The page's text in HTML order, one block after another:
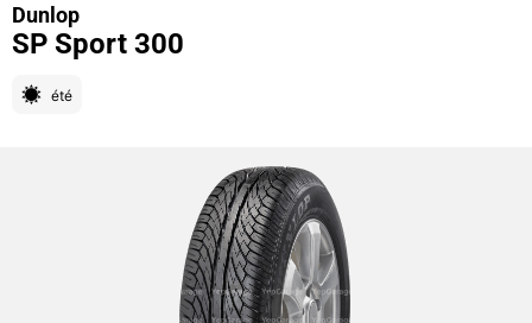
Dunlop
SP Sport 300
été